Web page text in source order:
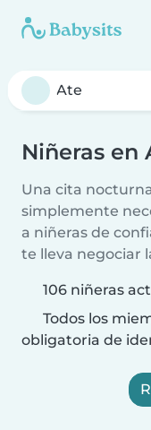
Niñeras en
Una cita
simplemente
a niñeras de
te lleva negociar
106 niñeras
Todos los
obligatoria de